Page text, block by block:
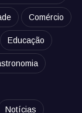
Comércio
Educação
Notícias